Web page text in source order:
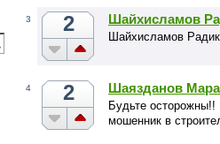
3 2 Шайхисламов
Шайхисламов
4 2 Шаязданов
Будьте
мошенник в